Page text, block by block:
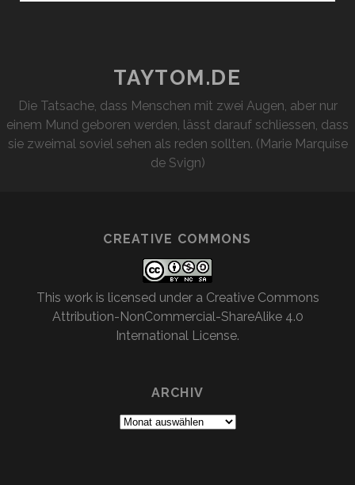
TAYTOM.DE
Die Tatsache, dass Menschen mit zwei Augen, aber nur
einem Mund geboren werden, lässt darauf schliessen, dass
sie zweimal soviel sehen als reden sollten. (Marie Marquise
de Svign)
CREATIVE COMMONS
This work is licensed under a Creative Commons
Attribution-NonCommercial-ShareAlike 4.0
International License.
ARCHIV
Archiv